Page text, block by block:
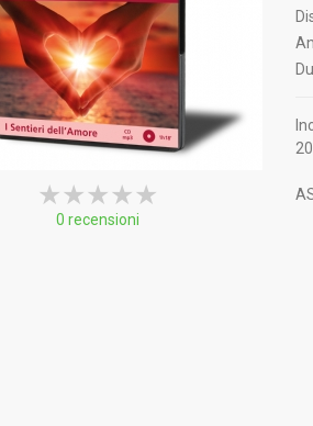
★★★★★
★★★★★
★★★★★
0 recensioni